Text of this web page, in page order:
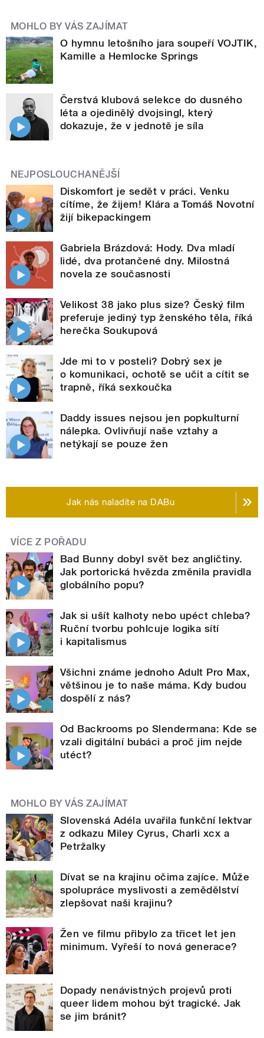
MOHLO BY VÁS ZAJÍMAT
O hymnu letošního jara soupeří VOJTIK,
Kamille a Hemlocke Springs
Čerstvá klubová selekce do dusného
léta a ojedinělý dvojsingl, který
dokazuje, že v jednotě je síla
NEJPOSLOUCHANĚJŠÍ
Diskomfort je sedět v práci. Venku
cítíme, že žijem! Klára a Tomáš Novotní
žijí bikepackingem
Gabriela Brázdová: Hody. Dva mladí
lidé, dva protančené dny. Milostná
novela ze současnosti
Velikost 38 jako plus size? Český film
preferuje jediný typ ženského těla, říká
herečka Soukupová
Jde mi to v posteli? Dobrý sex je
o komunikaci, ochotě se učit a cítit se
trapně, říká sexkoučka
Daddy issues nejsou jen popkulturní
nálepka. Ovlivňují naše vztahy a
netýkají se pouze žen
Jak nás naladíte na DABu
VÍCE Z POŘADU
Bad Bunny dobyl svět bez angličtiny.
Jak portorická hvězda změnila pravidla
globálního popu?
Jak si ušít kalhoty nebo upéct chleba?
Ruční tvorbu pohlcuje logika sítí
i kapitalismus
Všichni známe jednoho Adult Pro Max,
většinou je to naše máma. Kdy budou
dospělí z nás?
Od Backrooms po Slendermana: Kde se
vzali digitální bubáci a proč jim nejde
utéct?
MOHLO BY VÁS ZAJÍMAT
Slovenská Adéla uvařila funkční lektvar
z odkazu Miley Cyrus, Charli xcx a
Petržalky
Dívat se na krajinu očima zajíce. Může
spolupráce myslivosti a zemědělství
zlepšovat naši krajinu?
Žen ve filmu přibylo za třicet let jen
minimum. Vyřeší to nová generace?
Dopady nenávistných projevů proti
queer lidem mohou být tragické. Jak
se jim bránit?